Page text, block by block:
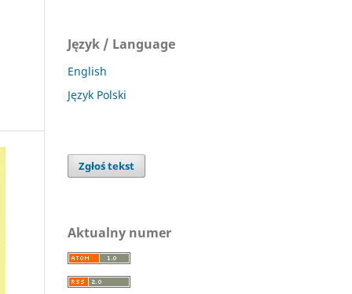
Język / Language
English
Język Polski
Zgłoś tekst
Aktualny numer